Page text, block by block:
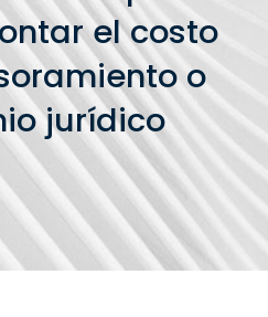
el costo
o
jurídico